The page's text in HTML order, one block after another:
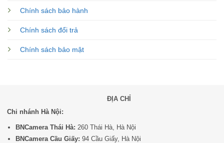
Chính sách bảo hành
Chính sách đổi trả
Chính sách bảo mật
ĐỊA CHỈ
Chi nhánh Hà Nội:
BNCamera Thái Hà: 260 Thái Hà, Hà Nội
BNCamera Cầu Giấy: 94 Cầu Giấy, Hà Nội